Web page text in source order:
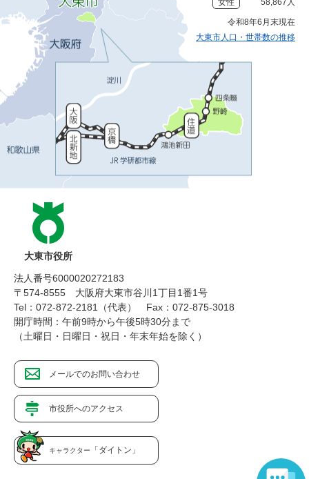
令和8年6月末現在
大東市人口・世帯数の推移
大東市役所
法人番号6000020272183
〒574-8555 大阪府大東市谷川1丁目1番1号
Tel：072-872-2181（代表）
Fax：072-875-3018
開庁時間：午前9時から午後5時30分まで
（土曜日・日曜日・祝日・年末年始を除く）
メールでのお問い合わせ
市役所へのアクセス
キャラクター 「ダイトン」